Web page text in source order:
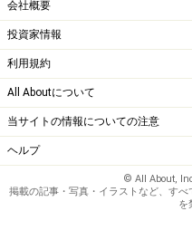
会社概要
投資家情報
利用規約
All Aboutについて
当サイトの情報についての注意
ヘルプ
© All About,
掲載の記事・写真・イラストなど、す
を